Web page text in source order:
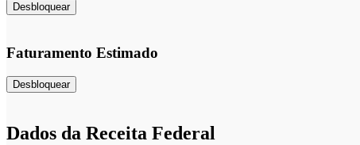
Desbloquear
Faturamento Estimado
Desbloquear
Dados da Receita Federal